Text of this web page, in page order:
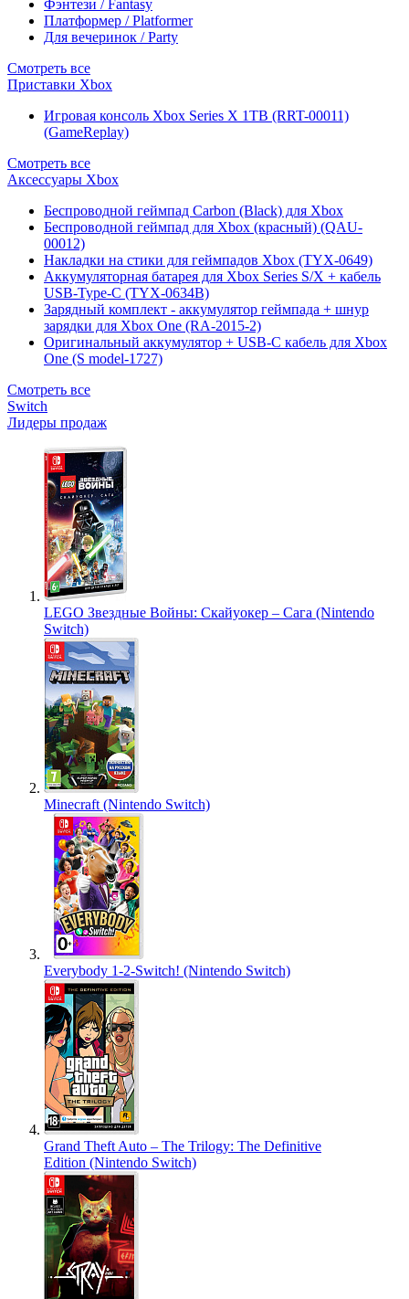
Фэнтези / Fantasy
Платформер / Platformer
Для вечеринок / Party
Смотреть все
Приставки Xbox
Игровая консоль Xbox Series X 1TB (RRT-00011)
(GameReplay)
Смотреть все
Аксессуары Xbox
Беспроводной геймпад Carbon (Black) для Xbox
Беспроводной геймпад для Xbox (красный) (QAU-
00012)
Накладки на стики для геймпадов Xbox (TYX-0649)
Аккумуляторная батарея для Xbox Series S/X + кабель
USB-Type-C (TYX-0634B)
Зарядный комплект - аккумулятор геймпада + шнур
зарядки для Xbox One (RA-2015-2)
Оригинальный аккумулятор + USB-C кабель для Xbox
One (S model-1727)
Смотреть все
Switch
Лидеры продаж
LEGO Звездные Войны: Скайуокер – Сага (Nintendo
Switch)
Minecraft (Nintendo Switch)
Everybody 1-2-Switch! (Nintendo Switch)
Grand Theft Auto – The Trilogy: The Definitive
Edition (Nintendo Switch)